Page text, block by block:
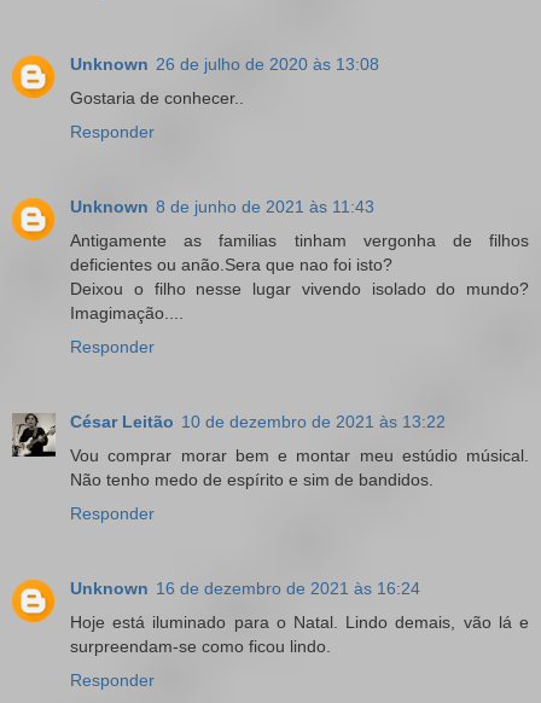
Unknown 26 de julho de 2020 às 13:08
Gostaria de conhecer..
Responder
Unknown 8 de junho de 2021 às 11:43
Antigamente as familias tinham vergonha de filhos
deficientes ou anão.Sera que nao foi isto?
Deixou o filho nesse lugar vivendo isolado do mundo?
Imagimação....
Responder
César Leitão 10 de dezembro de 2021 às 13:22
Vou comprar morar bem e montar meu estúdio músical.
Não tenho medo de espírito e sim de bandidos.
Responder
Unknown 16 de dezembro de 2021 às 16:24
Hoje está iluminado para o Natal. Lindo demais, vão lá e
surpreendam-se como ficou lindo.
Responder